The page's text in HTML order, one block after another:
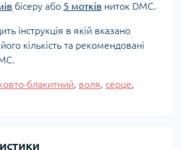
бісеру або 5 мотків ниток DMC.
інструкція в якій вказано
кількість та рекомендовані
блакитний, воля, серце,